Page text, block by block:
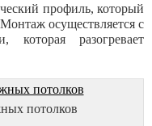
профиль, который
осуществляется с
которая разогревает
потолков